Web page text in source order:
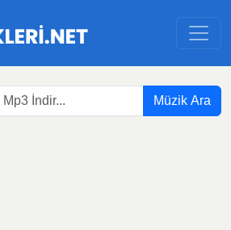
Müzik Ara